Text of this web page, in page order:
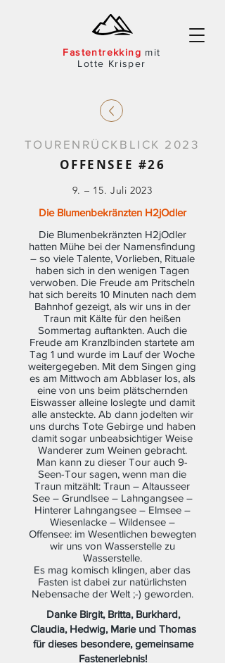
Fastentrekking mit
Lotte Krisper
TOURENRÜCKBLICK 2023
OFFENSEE #26
9. – 15. Juli 2023
Die Blumenbekränzten H2jOdler
Die Blumenbekränzten H2jOdler
hatten Mühe bei der Namensfindung
– so viele Talente, Vorlieben, Rituale
haben sich in den wenigen Tagen
verwoben. Die Freude am Pritscheln
hat sich bereits 10 Minuten nach dem
Bahnhof gezeigt, als wir uns in der
Traun mit Kälte für den heißen
Sommertag auftankten. Auch die
Freude am Kranzlbinden startete am
Tag 1 und wurde im Lauf der Woche
weitergegeben. Mit dem Singen ging
es am Mittwoch am Abblaser los, als
eine von uns beim plätschernden
Eiswasser alleine loslegte und damit
alle ansteckte. Ab dann jodelten wir
uns durchs Tote Gebirge und haben
damit sogar unbeabsichtiger Weise
Wanderer zum Weinen gebracht.
Man kann zu dieser Tour auch 9-
Seen-Tour sagen, wenn man die
Traun mitzählt: Traun – Altausseer
See – Grundlsee – Lahngangsee –
Hinterer Lahngangsee – Elmsee –
Wiesenlacke – Wildensee –
Offensee: im Wesentlichen bewegten
wir uns von Wasserstelle zu
Wasserstelle.
Es mag komisch klingen, aber das
Fasten ist dabei zur natürlichsten
Nebensache der Welt ;-) geworden.
Danke Birgit, Britta, Burkhard,
Claudia, Hedwig, Marie und Thomas
für dieses besondere, gemeinsame
Fastenerlebnis!